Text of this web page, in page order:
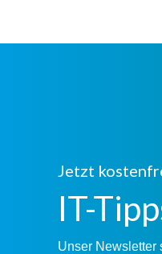
Jetzt
IT-
Unser Newsletter